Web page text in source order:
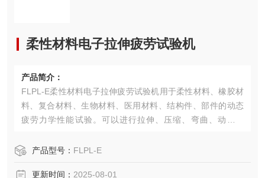
柔性材料电子拉伸疲劳试验机
产品简介：
FLPL-E柔性材料电子拉伸疲劳试验机用于柔性材料、橡胶材
料、复合材料、生物材料、医用材料、结构件、部件的动态
疲劳力学性能试验。可以进行拉伸、压缩、弯曲、动态疲
产品型号： FLPL-E
更新时间： 2025-08-01